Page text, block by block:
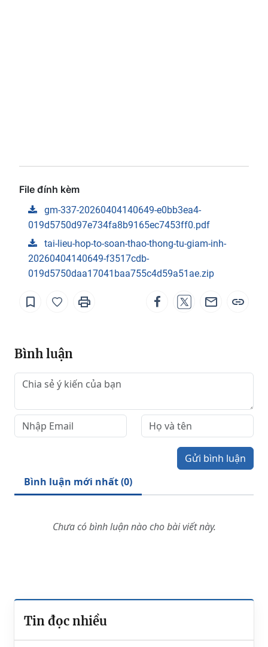
File đính kèm
gm-337-20260404140649-e0bb3ea4-
019d5750d97e734fa8b9165ec7453ff0.pdf
tai-lieu-hop-to-soan-thao-thong-tu-giam-inh-
20260404140649-f3517cdb-
019d5750daa17041baa755c4d59a51ae.zip
Bình luận
Gửi bình luận
Bình luận mới nhất (0)
Chưa có bình luận nào cho bài viết này.
Tin đọc nhiều